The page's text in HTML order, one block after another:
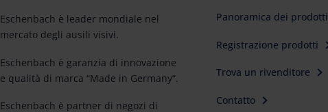
Eschenbach è leader mondiale nel
mercato degli ausili visivi.
Eschenbach è garanzia di innovazione
e qualità di marca “Made in Germany“.
Eschenbach è partner di negozi di
Panoramica dei prodotti
Registrazione prodotti
Trova un rivenditore
Contatto